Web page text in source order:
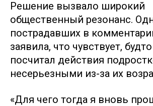
Решение вызвало широкий
общественный резонанс.
пострадавших в
заявила, что чувствует,
посчитал действия
несерьезными из-за их
«Для чего тогда я вновь